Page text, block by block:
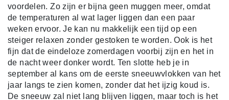
voordelen. Zo zijn er bijna geen muggen meer, omdat
de temperaturen al wat lager liggen dan een paar
weken ervoor. Je kan nu makkelijk een tijd op een
steiger relaxen zonder gestoken te worden. Ook is het
fijn dat de eindeloze zomerdagen voorbij zijn en het in
de nacht weer donker wordt. Ten slotte heb je in
september al kans om de eerste sneeuwvlokken van het
jaar langs te zien komen, zonder dat het ijzig koud is.
De sneeuw zal niet lang blijven liggen, maar toch is het